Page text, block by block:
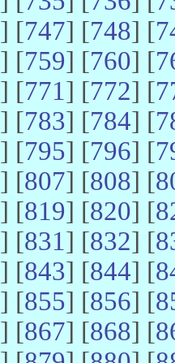
] [747] [748] [
] [759] [760] [
] [771] [772] [
] [783] [784] [
] [795] [796] [
] [807] [808] [
] [819] [820] [
] [831] [832] [
] [843] [844] [
] [855] [856] [
] [867] [868] [